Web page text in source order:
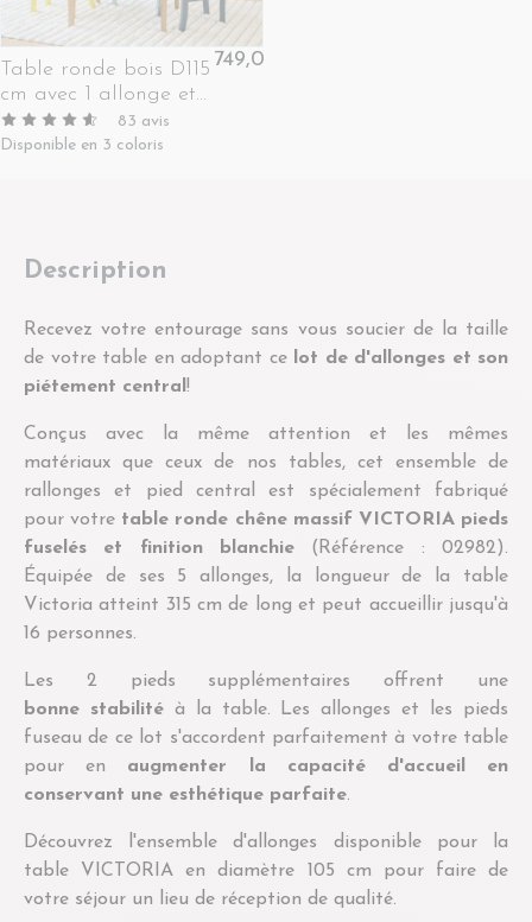
Table ronde bois D115
cm avec 1 allonge et
Pieds fuseau -
VICTORIA
83 avis
Disponible en 3 coloris
749,00 €
Description
Recevez votre entourage sans vous soucier de la taille
de votre table en adoptant ce
lot de d'allonges et son
piétement central !
Conçus avec la même attention et les mêmes
matériaux que ceux de nos tables, cet ensemble de
rallonges et pied central est spécialement fabriqué
pour votre table ronde chêne massif VICTORIA pieds
fuselés et finition blanchie (Référence : 02982).
Équipée de ses 5 allonges, la longueur de la table
Victoria atteint 315 cm de long et peut accueillir jusqu'à
16 personnes.
Les 2 pieds supplémentaires offrent une
bonne stabilitéà la table. Les allonges et les pieds
fuseau de ce lot s'accordent parfaitement à votre table
pour en augmenter la capacité d'accueil en
conservant une esthétique parfaite.
Découvrez l'ensemble d'allonges disponible pour la
table VICTORIA en diamètre 105 cm pour faire de
votre séjour un lieu de réception de qualité.